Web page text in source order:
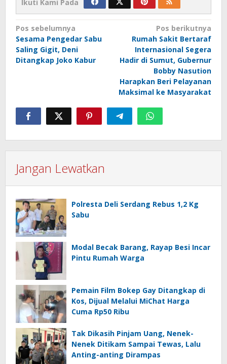
Ikuti Kami Pada
Navigasi
pos
Pos sebelumnya
Sesama Pengedar Sabu
Saling Gigit, Deni
Ditangkap Joko Kabur
Pos berikutnya
Rumah Sakit Bertaraf
Internasional Segera
Hadir di Sumut, Gubernur
Bobby Nasution
Harapkan Beri Pelayanan
Maksimal ke Masyarakat
Jangan Lewatkan
Polresta Deli Serdang Rebus 1,2 Kg
Sabu
Modal Becak Barang, Rayap Besi Incar
Pintu Rumah Warga
Pemain Film Bokep Gay Ditangkap di
Kos, Dijual Melalui MiChat Harga
Cuma Rp50 Ribu
Tak Dikasih Pinjam Uang, Nenek-
Nenek Ditikam Sampai Tewas, Lalu
Anting-anting Dirampas